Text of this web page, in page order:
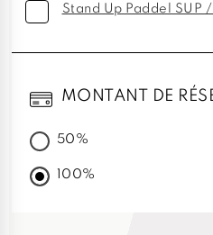
Stand Up Paddel SUP
MONTANT DE
50%
100%